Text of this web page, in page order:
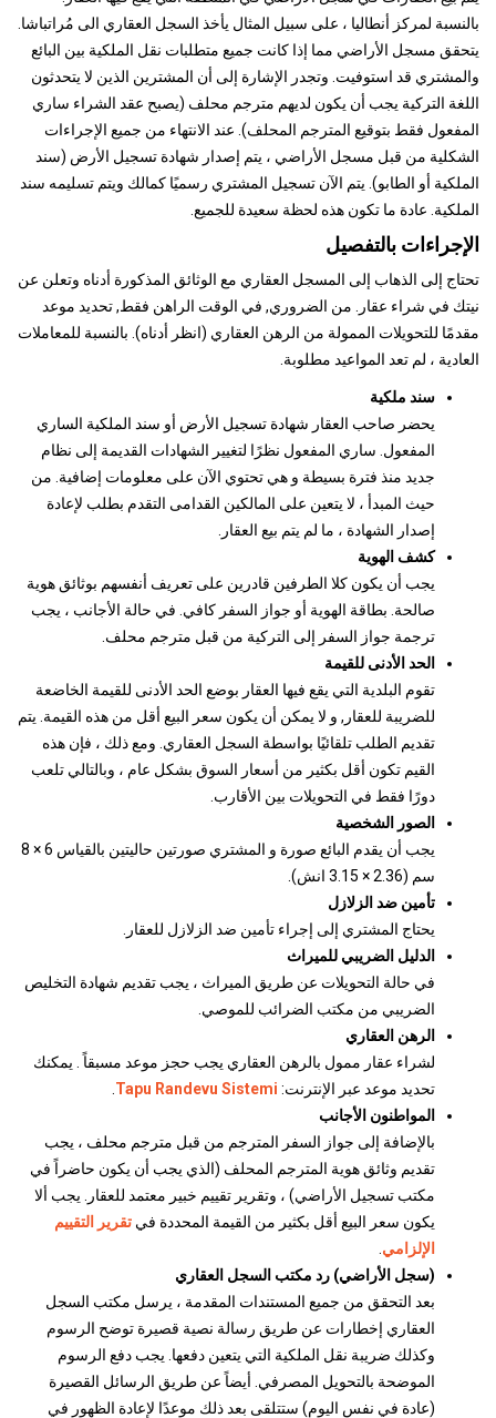
بالنسبة لمركز أنطاليا ، على سبيل المثال يأخذ السجل العقاري الى مُراتباشا.
يتحقق مسجل الأراضي مما إذا كانت جميع متطلبات نقل الملكية بين البائع
والمشتري قد استوفيت. وتجدر الإشارة إلى أن المشترين الذين لا يتحدثون
اللغة التركية يجب أن يكون لديهم مترجم محلف (يصبح عقد الشراء ساري
المفعول فقط بتوقيع المترجم المحلف). عند الانتهاء من جميع الإجراءات
الشكلية من قبل مسجل الأراضي ، يتم إصدار شهادة تسجيل الأرض (سند
الملكية أو الطابو). يتم الآن تسجيل المشتري رسميًا كمالك ويتم تسليمه سند
الملكية. عادة ما تكون هذه لحظة سعيدة للجميع.
الإجراءات بالتفصيل
تحتاج إلى الذهاب إلى المسجل العقاري مع الوثائق المذكورة أدناه وتعلن عن
نيتك في شراء عقار. من الضروري, في الوقت الراهن فقط, تحديد موعد
مقدمًا للتحويلات الممولة من الرهن العقاري (انظر أدناه). بالنسبة للمعاملات
العادية ، لم تعد المواعيد مطلوبة.
سند ملكية
يحضر صاحب العقار شهادة تسجيل الأرض أو سند الملكية الساري
المفعول. ساري المفعول نظرًا لتغيير الشهادات القديمة إلى نظام
جديد منذ فترة بسيطة و هي تحتوي الآن على معلومات إضافية. من
حيث المبدأ ، لا يتعين على المالكين القدامى التقدم بطلب لإعادة
إصدار الشهادة ، ما لم يتم بيع العقار.
كشف الهوية
يجب أن يكون كلا الطرفين قادرين على تعريف أنفسهم بوثائق هوية
صالحة. بطاقة الهوية أو جواز السفر كافي. في حالة الأجانب ، يجب
ترجمة جواز السفر إلى التركية من قبل مترجم محلف.
الحد الأدنى للقيمة
تقوم البلدية التي يقع فيها العقار بوضع الحد الأدنى للقيمة الخاضعة
للضريبة للعقار, و لا يمكن أن يكون سعر البيع أقل من هذه القيمة. يتم
تقديم الطلب تلقائيًا بواسطة السجل العقاري. ومع ذلك ، فإن هذه
القيم تكون أقل بكثير من أسعار السوق بشكل عام ، وبالتالي تلعب
دورًا فقط في التحويلات بين الأقارب.
الصور الشخصية
يجب أن يقدم البائع صورة و المشتري صورتين حاليتين بالقياس 6 × 8
سم (2.36 × 3.15 انش).
تأمين ضد الزلازل
يحتاج المشتري إلى إجراء تأمين ضد الزلازل للعقار.
الدليل الضريبي للميراث
في حالة التحويلات عن طريق الميراث ، يجب تقديم شهادة التخليص
الضريبي من مكتب الضرائب للموصي.
الرهن العقاري
لشراء عقار ممول بالرهن العقاري يجب حجز موعد مسبقاً . يمكنك
تحديد موعد عبر الإنترنت: Tapu Randevu Sistemi
المواطنون الأجانب
بالإضافة إلى جواز السفر المترجم من قبل مترجم محلف ، يجب
تقديم وثائق هوية المترجم المحلف (الذي يجب أن يكون حاضراً في
مكتب تسجيل الأراضي) ، وتقرير تقييم خبير معتمد للعقار. يجب ألا
يكون سعر البيع أقل بكثير من القيمة المحددة في تقرير التقييم
الإلزامي
(سجل الأراضي) رد مكتب السجل العقاري
بعد التحقق من جميع المستندات المقدمة ، يرسل مكتب السجل
العقاري إخطارات عن طريق رسالة نصية قصيرة توضح الرسوم
وكذلك ضريبة نقل الملكية التي يتعين دفعها. يجب دفع الرسوم
الموضحة بالتحويل المصرفي. أيضاً عن طريق الرسائل القصيرة
(عادة في نفس اليوم) ستتلقى بعد ذلك موعدًا لإعادة الظهور في